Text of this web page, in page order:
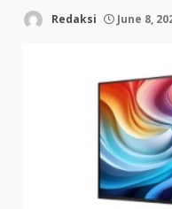
Redaksi June 8,